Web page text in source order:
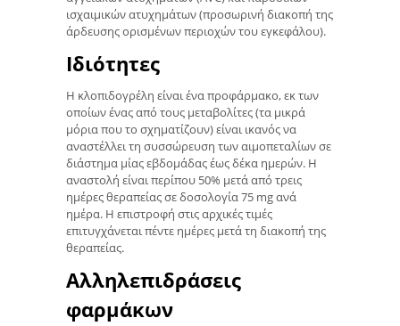
ισχαιμικών ατυχημάτων (προσωρινή διακοπή της
άρδευσης ορισμένων περιοχών του εγκεφάλου).
Ιδιότητες
Η κλοπιδογρέλη είναι ένα προφάρμακο, εκ των
οποίων ένας από τους μεταβολίτες (τα μικρά
μόρια που το σχηματίζουν) είναι ικανός να
αναστέλλει τη συσσώρευση των αιμοπεταλίων σε
διάστημα μίας εβδομάδας έως δέκα ημερών. Η
αναστολή είναι περίπου 50% μετά από τρεις
ημέρες θεραπείας σε δοσολογία 75 mg ανά
ημέρα. Η επιστροφή στις αρχικές τιμές
επιτυγχάνεται πέντε ημέρες μετά τη διακοπή της
θεραπείας.
Αλληλεπιδράσεις
φαρμάκων